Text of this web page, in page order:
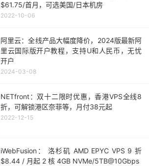
$61.75/首月，可选美国/日本机房
2022-10-06
阿里云：全线产品大幅度降价，2024版最新阿
里云国际版开户教程，支持U和人民币，无忧
开户
2024-03-08
NETfront：双十二限时优惠，香港VPS全线8
折，可解锁港区奈菲等，月付38元起
2022-12-15
iWebFusion： 洛杉矶 AMD EPYC VPS 9 折
$8.44 / 月起 2 核 4GB NVMe/5TB@10Gbps